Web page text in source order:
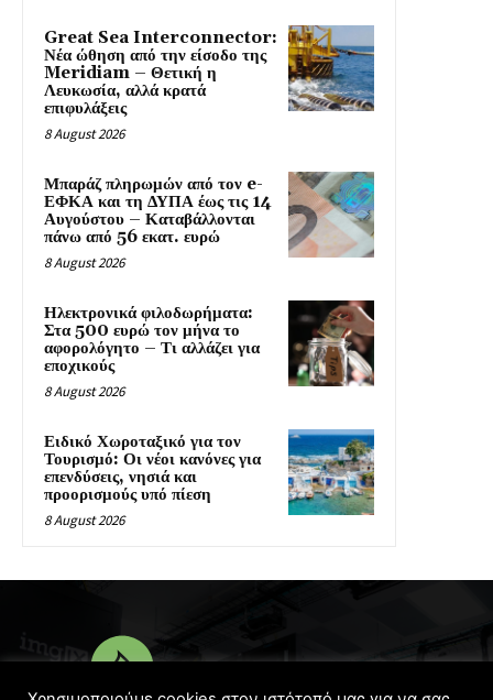
Great Sea Interconnector:
Νέα ώθηση από την είσοδο της
Meridiam – Θετική η
Λευκωσία, αλλά κρατά
επιφυλάξεις
8 August 2026
Μπαράζ πληρωμών από τον e-
ΕΦΚΑ και τη ΔΥΠΑ έως τις 14
Αυγούστου – Καταβάλλονται
πάνω από 56 εκατ. ευρώ
8 August 2026
Ηλεκτρονικά φιλοδωρήματα:
Στα 500 ευρώ τον μήνα το
αφορολόγητο – Τι αλλάζει για
εποχικούς
8 August 2026
Ειδικό Χωροταξικό για τον
Τουρισμό: Οι νέοι κανόνες για
επενδύσεις, νησιά και
προορισμούς υπό πίεση
8 August 2026